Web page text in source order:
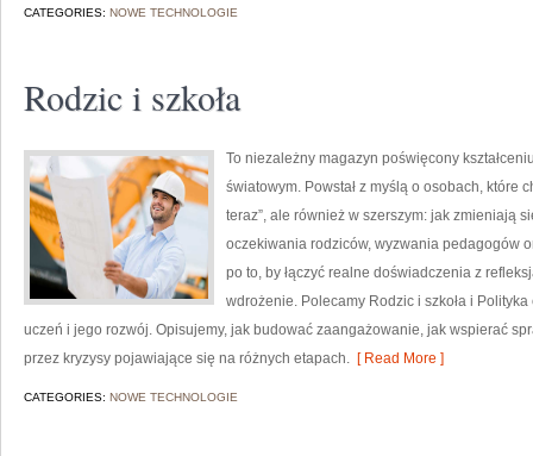
CATEGORIES: NOWE TECHNOLOGIE
Rodzic i szkoła
To niezależny magazyn poświęcony
światowym. Powstał z myślą o osobach, które
teraz”, ale również w szerszym: jak zmieniają
oczekiwania rodziców, wyzwania pedagogów
po to, by łączyć realne doświadczenia z
wdrożenie. Polecamy Rodzic i szkoła i
uczeń i jego rozwój. Opisujemy, jak budować zaangażowanie, jak wspierać
przez kryzysy pojawiające się na różnych etapach. [ Read More ]
CATEGORIES: NOWE TECHNOLOGIE